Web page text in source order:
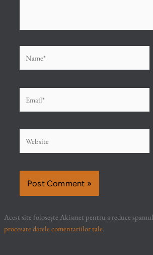
Acest site folosește Akismet pentru a reduce spamul.
procesate datele comentariilor tale.